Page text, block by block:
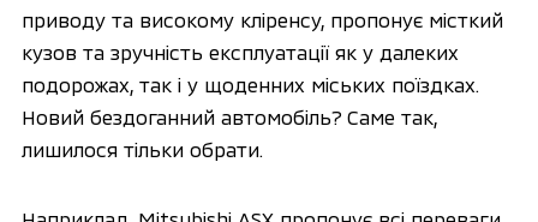
приводу та високому кліренсу, пропонує місткий
кузов та зручність експлуатації як у далеких
подорожах, так і у щоденних міських поїздках.
Новий бездоганний автомобіль? Саме так,
лишилося тільки обрати.